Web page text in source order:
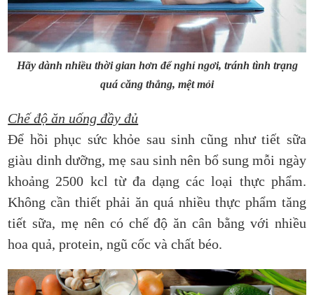
Hãy dành nhiều thời gian hơn để nghỉ ngơi, tránh tình trạng
quá căng thẳng, mệt mỏi
Chế độ ăn uống đầy đủ
Để hồi phục sức khỏe sau sinh cũng như tiết sữa
giàu dinh dưỡng, mẹ sau sinh nên bổ sung mỗi ngày
khoảng 2500 kcl từ đa dạng các loại thực phẩm.
Không cần thiết phải ăn quá nhiều thực phẩm tăng
tiết sữa, mẹ nên có chế độ ăn cân bằng với nhiều
hoa quả, protein, ngũ cốc và chất béo.